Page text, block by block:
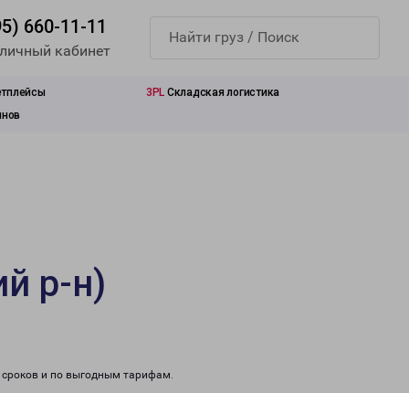
660-11-11
кабинет
3PL Складская логистика
р-н)
сроков и по выгодным тарифам.